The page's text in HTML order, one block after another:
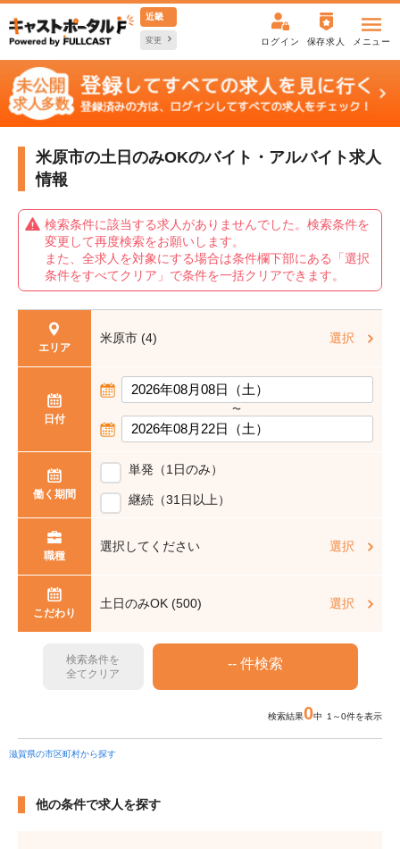
近畿
変更 ログイン 保存求人 メニュー
米原市の土日のみOKのバイト・アルバイト求人
情報
検索条件に該当する求人がありませんでした。検索条件を
変更して再度検索をお願いします。
また、全求人を対象にする場合は条件欄下部にある「選択
条件をすべてクリア」で条件を一括クリアできます。
エリア
米原市 (4) 選択
日付
〜
働く期間
単発（1日のみ）
継続（31日以上）
職種
選択してください 選択
こだわり
土日のみOK (500) 選択
検索条件を
全てクリア
検索結果0中 1～0件を表示
滋賀県の市区町村から探す
他の条件で求人を探す